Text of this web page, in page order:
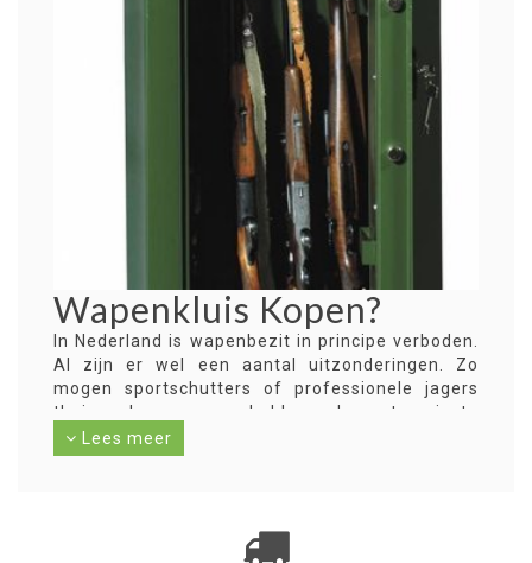
Wapenkluis Kopen?
In Nederland is wapenbezit in principe verboden.
Al zijn er wel een aantal uitzonderingen. Zo
mogen sportschutters of professionele jagers
thuis wel een wapen hebben, als ze tenminste
over een wapenvergunning beschikken. Bent u in
het bezit van zo'n wapenvergunning? Dan bent u
Daarnaast dient de kluis verankerd te zijn of zo
zwaar dat deze niet verplaatst kan worden.
Lees meer